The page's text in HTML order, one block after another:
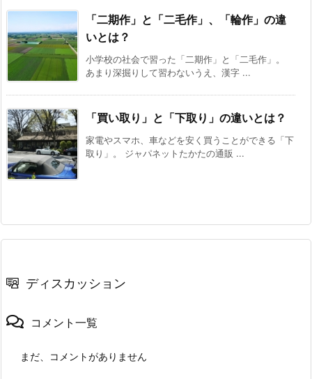
「二期作」と「二毛作」、「輪作」の違
いとは？
小学校の社会で習った「二期作」と「二毛作」。
あまり深掘りして習わないうえ、漢字 ...
「買い取り」と「下取り」の違いとは？
家電やスマホ、車などを安く買うことができる「下
取り」。 ジャパネットたかたの通販 ...
ディスカッション
コメント一覧
まだ、コメントがありません